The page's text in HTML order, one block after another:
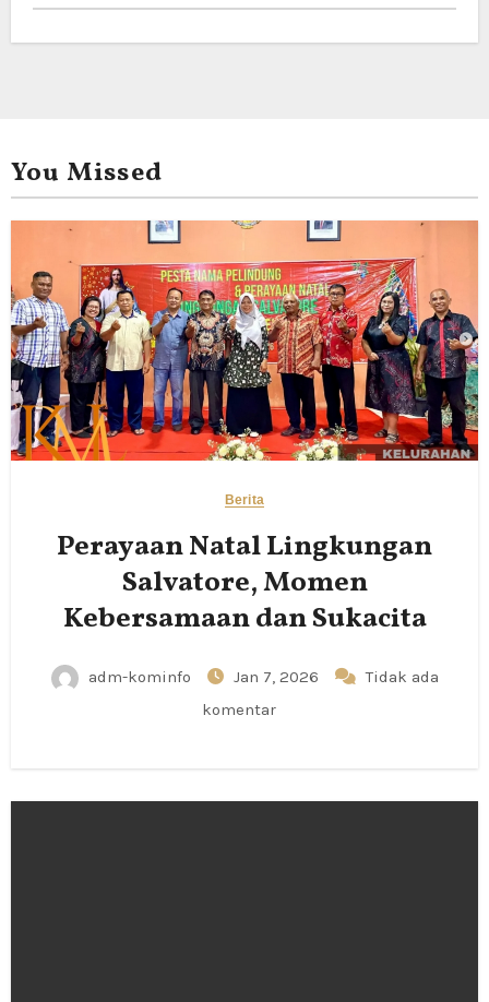
You Missed
Berita
Perayaan Natal Lingkungan
Salvatore, Momen
Kebersamaan dan Sukacita
adm-kominfo Jan 7, 2026
Tidak ada
komentar